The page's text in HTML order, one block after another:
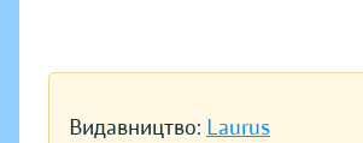
Видавництво: Laurus